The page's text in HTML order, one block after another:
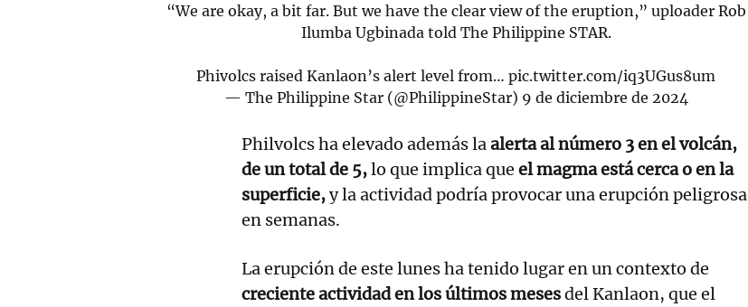
“We are okay, a bit far. But we have the clear view of the eruption,” uploader Rob
Ilumba Ugbinada told The Philippine STAR.
Phivolcs raised Kanlaon’s alert level from…pic.twitter.com/iq3UGus8um
— The Philippine Star (@PhilippineStar) 9 de diciembre de 2024
Philvolcs ha elevado además laalerta al número 3 en el volcán,
de un total de 5,lo que implica que el magma está cerca o en la
superficie,y la actividad podría provocar una erupción peligrosa
en semanas.
La erupción de este lunes ha tenido lugar en un contexto de
creciente actividad en los últimos mesesdel Kanlaon, que el